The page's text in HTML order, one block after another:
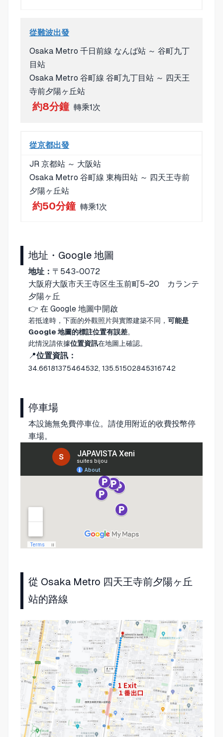
從難波出發
Osaka Metro 千日前線 なんば站 ～ 谷町九丁
目站
Osaka Metro 谷町線 谷町九丁目站 ～ 四天王
寺前夕陽ヶ丘站
約8分鐘 轉乘1次
從京都出發
JR 京都站 ～ 大阪站
Osaka Metro 谷町線 東梅田站 ～ 四天王寺前
夕陽ヶ丘站
約50分鐘 轉乘1次
地址・Google 地圖
地址： 〒543-0072
大阪府大阪市天王寺区生玉前町5−20 カランテ
夕陽ヶ丘
👉 在 Google 地圖中開啟
若抵達時，下面的外觀照片與實際建築不同， 可能是
Google 地圖的標註位置有誤差。
此情況請依據位置資訊在地圖上確認。
📍位置資訊：
34.66181375464532, 135.51502845316742
停車場
本設施無免費停車位。請使用附近的收費投幣停
車場。
從 Osaka Metro 四天王寺前夕陽ヶ丘
站的路線